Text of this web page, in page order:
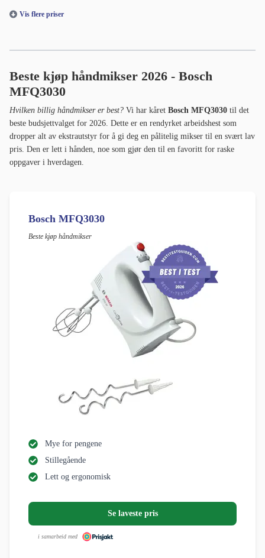
Vis flere priser
Beste kjøp håndmikser 2026 - Bosch
MFQ3030
Hvilken billig håndmikser er best? Vi har kåret Bosch MFQ3030 til det
beste budsjettvalget for 2026. Dette er en rendyrket arbeidshest som
dropper alt av ekstrautstyr for å gi deg en pålitelig mikser til en svært lav
pris. Den er lett i hånden, noe som gjør den til en favoritt for raske
oppgaver i hverdagen.
Bosch MFQ3030
Beste kjøp håndmikser
Mye for pengene
Stillegående
Lett og ergonomisk
Se laveste pris
i samarbeid med